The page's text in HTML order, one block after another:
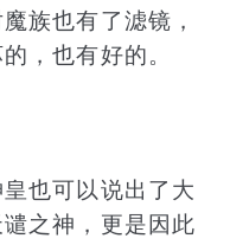
族也有了滤镜，
，也有好的。
也可以说出了大
之神，更是因此